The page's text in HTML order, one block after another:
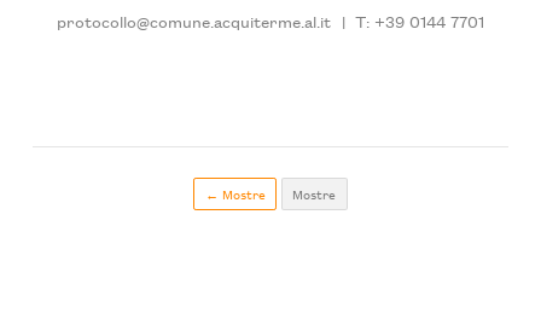
protocollo@comune.acquiterme.al.it | T: +39 0144 7701
← Mostre Mostre